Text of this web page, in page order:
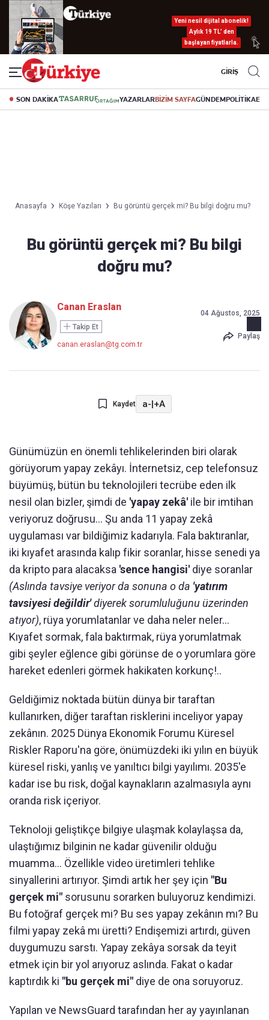
Yeni nesil dijital abonelik!
Aylık 19 TL’ den
başlayan fiyatlarla.
GİRİŞ
SON DAKİKA YAZARLARBİZİM SAYFAGÜNDEMPOLİTİKA
Anasayfa Köşe Yazıları Bu görüntü gerçek mi? Bu bilgi doğru mu?
Bu görüntü gerçek mi? Bu bilgi
doğru mu?
Canan Eraslan
Takip Et
canan.eraslan@tg.com.tr
04 Ağustos, 2025
Paylaş
Kaydet a-|+A
Günümüzün en önemli tehlikelerinden biri olarak
görüyorum yapay zekâyı. İnternetsiz, cep telefonsuz
büyümüş, bütün bu teknolojileri tecrübe eden ilk
nesil olan bizler, şimdi de 'yapay zekâ' ile bir imtihan
veriyoruz doğrusu... Şu anda 11 yapay zekâ
uygulaması var bildiğimiz kadarıyla. Fala baktıranlar,
iki kıyafet arasında kalıp fikir soranlar, hisse senedi ya
da kripto para alacaksa 'sence hangisi' diye soranlar
(Aslında tavsiye veriyor da sonuna o da 'yatırım
tavsiyesi değildir'diyerek sorumluluğunu üzerinden
atıyor), rüya yorumlatanlar ve daha neler neler...
Kıyafet sormak, fala baktırmak, rüya yorumlatmak
gibi şeyler eğlence gibi görünse de o yorumlara göre
hareket edenleri görmek hakikaten korkunç!..
Geldiğimiz noktada bütün dünya bir taraftan
kullanırken, diğer taraftan risklerini inceliyor yapay
zekânın. 2025 Dünya Ekonomik Forumu Küresel
Riskler Raporu'na göre, önümüzdeki iki yılın en büyük
küresel riski, yanlış ve yanıltıcı bilgi yayılımı. 2035'e
kadar ise bu risk, doğal kaynakların azalmasıyla aynı
oranda risk içeriyor.
Teknoloji geliştikçe bilgiye ulaşmak kolaylaşsa da,
ulaştığımız bilginin ne kadar güvenilir olduğu
muamma... Özellikle video üretimleri tehlike
sinyallerini artırıyor. Şimdi artık her şey için "Bu
gerçek mi" sorusunu sorarken buluyoruz kendimizi.
Bu fotoğraf gerçek mi? Bu ses yapay zekânın mı? Bu
filmi yapay zekâ mı üretti? Endişemizi artırdı, güven
duygumuzu sarstı. Yapay zekâya sorsak da teyit
etmek için bir yol arıyoruz aslında. Fakat o kadar
kaptırdık ki "bu gerçek mi" diye de ona soruyoruz.
Yapılan ve NewsGuard tarafından her ay yayınlanan